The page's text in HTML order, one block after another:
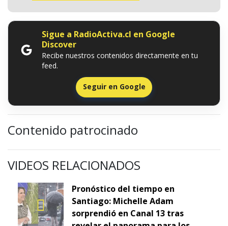
Sigue a RadioActiva.cl en Google
Discover
Recibe nuestros contenidos directamente en tu
feed.
Seguir en Google
Contenido patrocinado
VIDEOS RELACIONADOS
Pronóstico del tiempo en
Santiago: Michelle Adam
sorprendió en Canal 13 tras